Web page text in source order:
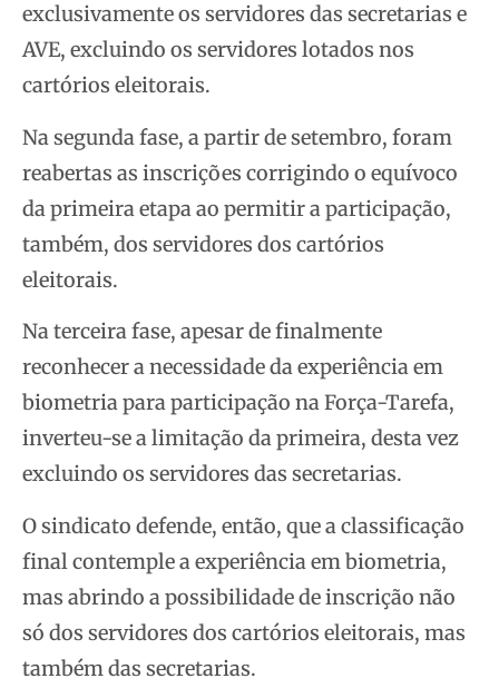
exclusivamente os servidores das secretarias e
AVE, excluindo os servidores lotados nos
cartórios eleitorais.
Na segunda fase, a partir de setembro, foram
reabertas as inscrições corrigindo o equívoco
da primeira etapa ao permitir a participação,
também, dos servidores dos cartórios
eleitorais.
Na terceira fase, apesar de finalmente
reconhecer a necessidade da experiência em
biometria para participação na Força-Tarefa,
inverteu-se a limitação da primeira, desta vez
excluindo os servidores das secretarias.
O sindicato defende, então, que a classificação
final contemple a experiência em biometria,
mas abrindo a possibilidade de inscrição não
só dos servidores dos cartórios eleitorais, mas
também das secretarias.